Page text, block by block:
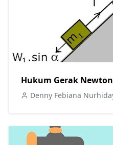
Hukum Gerak
Denny Febiana